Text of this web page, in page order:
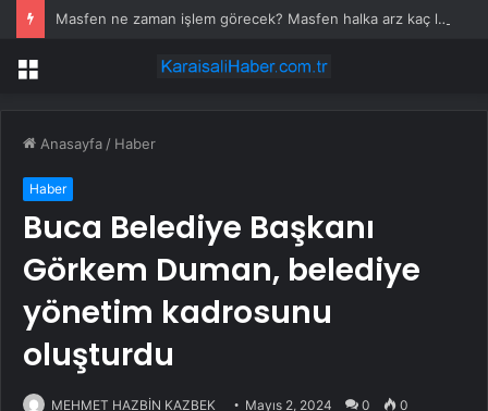
Masfen ne zaman işlem görecek? Masfen halka arz kaç lot verdi?
Menü
Anasayfa / Haber
Haber
Buca Belediye Başkanı
Görkem Duman, belediye
yönetim kadrosunu
oluşturdu
MEHMET HAZBİN KAZBEK Mayıs 2, 2024 0 0